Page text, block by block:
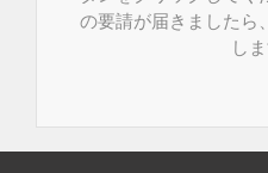
の要請が届きましたら
しま